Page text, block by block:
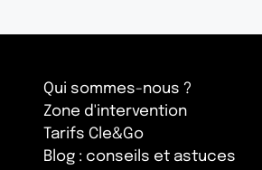
Qui sommes-nous ?
Zone d'intervention
Tarifs Cle&Go
Blog : conseils et astuces